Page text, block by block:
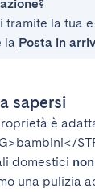
tramite la tua
la Posta in
sapersi
è
domestici
una pulizia